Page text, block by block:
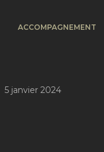
ACCOMPAGNEMENT
5 janvier 2024